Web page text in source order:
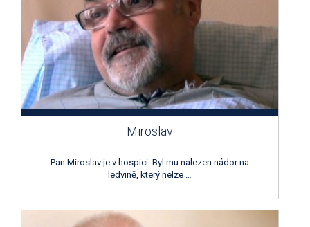
Miroslav
Pan Miroslav je v hospici. Byl mu nalezen nádor na
ledvině, který nelze …